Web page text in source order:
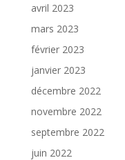
avril 2023
mars 2023
février 2023
janvier 2023
décembre 2022
novembre 2022
septembre 2022
juin 2022